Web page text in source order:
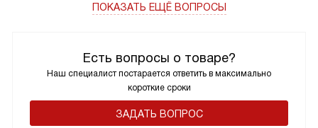
Есть вопросы о товаре?
Наш специалист постарается ответить в максимально
короткие сроки
ЗАДАТЬ ВОПРОС
ПОКАЗАТЬ ЕЩЁ ВОПРОСЫ